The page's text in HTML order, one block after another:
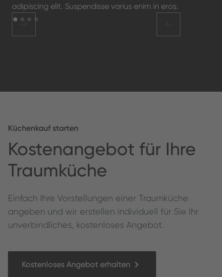
adipiscing elit. Suspendisse varius enim in eros.
Küchenkauf starten
Kos­te­nange­bot für Ihre
Traumküche
Ein­fach Ihre Vorstel­lun­gen ein­er Traumküche
angeben und wir erstellen individuell für Sie Ihr
unverbindliches, kostenloses Angebot.
Kostenloses Angebot erhalten